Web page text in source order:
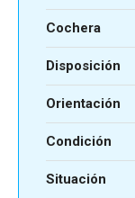
Cochera
Condición
Situación
Orientación
Disposición